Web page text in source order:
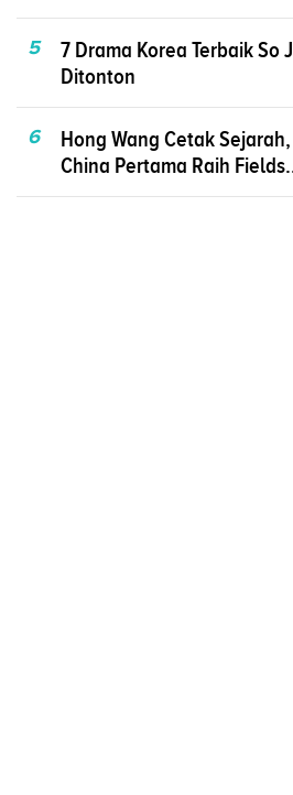
5
7 Drama Korea Terbaik So
Ditonton
6
Hong Wang Cetak
China Pertama Raih